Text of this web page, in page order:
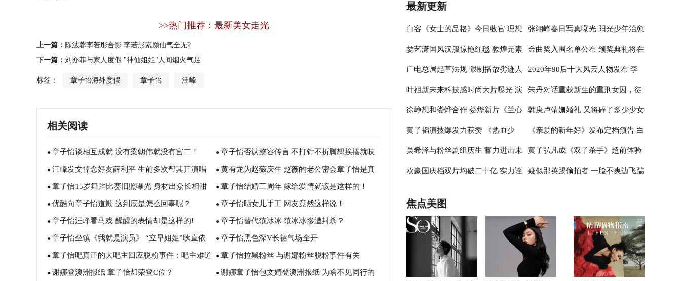
>>热门推荐：最新美女走光
上一篇： 陈法蓉李若彤合影 李若彤素颜仙气全无?
下一篇： 刘亦菲与家人度假 "神仙姐姐"人间烟火气足
标签： 章子怡海外度假 章子怡 汪峰
相关阅读
● 章子怡谈相互成就 没有梁朝伟就没有宫二！ ● 章子怡否认整容传言 不打针不折腾想挨揍就吱
一声！
● 汪峰发文悼念好友薛利平 生前多次帮其开演唱
会！
● 黄有龙为赵薇庆生 赵薇的老公密会章子怡是真
的吗？ 赵薇老公黄有龙前妻是谁？
● 章子怡15岁舞蹈比赛旧照曝光 身材出众长相甜
美！
● 章子怡结婚三周年 嫁给爱情就该是这样的！
● 优酷向章子怡道歉 这到底是怎么回事呢？ ● 章子怡晒女儿手工 网友竟然这样说！
● 章子怡汪峰看马戏 醒醒的表情却是这样的! ● 章子怡替代范冰冰 范冰冰惨遭封杀？
● 章子怡坐镇《我就是演员》 “立早姐姐”耿直依
旧
● 章子怡黑色深V长裙气场全开
● 章子怡吧真正的大吧主回应脱粉事件：吧主难道
不是我吗？
● 章子怡拉黑粉丝 与谢娜粉丝脱粉事件有关
● 谢娜登澳洲报纸 章子怡却荣登C位？ ● 谢娜章子怡包文婧登澳洲报纸 为啥不见同行的
最新更新
白客《女士的品格》今日收官 理想
伴侣程梁温暖治愈
张翊峰春日写真曝光 阳光少年治愈
感满满
娄艺潇国风汉服惊艳红毯 敦煌元素
彰显时尚包容性
金曲奖入围名单公布 颁奖典礼将在
台北小巨蛋举行
广电总局起草法规 限制播放劣迹人
员参与的节目
2020年90后十大风云人物发布 李
子柒居首李佳琦辛有志纷纷入围
叶祖新未来科技感时尚大片曝光 演
绎春日太阳男神
朱丹对话重获新生的重刑女囚，徒
步20公里亲历深山医疗
徐峥想和娄烨合作 娄烨新片《兰心
大剧院》却宣布撤档
韩庚卢靖姗婚礼 又将碎了多少少女
的心
黄子韬演技爆发力获赞 《热血少
年》收官在即
《亲爱的新年好》发布定档预告 白
百何张子枫温馨约定跨年公映
吴希泽与粉丝剧组庆生 蓄力进击未
来可期
黄子弘凡成《双子杀手》超前体验
官 出席首映红毯推广电影革新
欧豪国庆档双片均破二十亿 实力诠 疑似那英踢偷拍者 一脸不爽边飞踹
焦点美图